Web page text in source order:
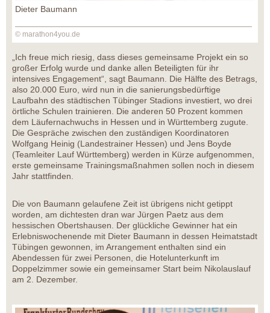
Dieter Baumann
© marathon4you.de
„Ich freue mich riesig, dass dieses gemeinsame Projekt ein so
großer Erfolg wurde und danke allen Beteiligten für ihr
intensives Engagement“, sagt Baumann. Die Hälfte des Betrags,
also 20.000 Euro, wird nun in die sanierungsbedürftige
Laufbahn des städtischen Tübinger Stadions investiert, wo drei
örtliche Schulen trainieren. Die anderen 50 Prozent kommen
dem Läufernachwuchs in Hessen und in Württemberg zugute.
Die Gespräche zwischen den zuständigen Koordinatoren
Wolfgang Heinig (Landestrainer Hessen) und Jens Boyde
(Teamleiter Lauf Württemberg) werden in Kürze aufgenommen,
erste gemeinsame Trainingsmaßnahmen sollen noch in diesem
Jahr stattfinden.
Die von Baumann gelaufene Zeit ist übrigens nicht getippt
worden, am dichtesten dran war Jürgen Paetz aus dem
hessischen Obertshausen. Der glückliche Gewinner hat ein
Erlebniswochenende mit Dieter Baumann in dessen Heimatstadt
Tübingen gewonnen, im Arrangement enthalten sind ein
Abendessen für zwei Personen, die Hotelunterkunft im
Doppelzimmer sowie ein gemeinsamer Start beim Nikolauslauf
am 2. Dezember.